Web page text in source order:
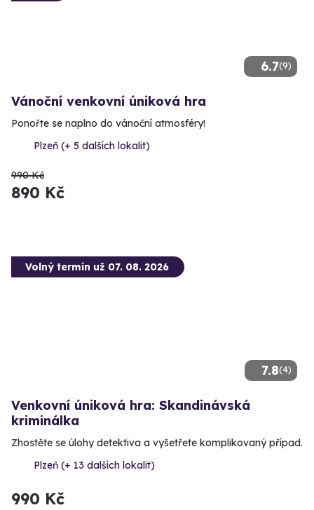
6.7(9)
Vánoční venkovní úniková hra
Ponořte se naplno do vánoční atmosféry!
Plzeň (+ 5 dalších lokalit)
990 Kč
890 Kč
7.8(4)
Volný termín už 07. 08. 2026
Venkovní úniková hra: Skandinávská
kriminálka
Zhostěte se úlohy detektiva a vyšetřete komplikovaný případ.
Plzeň (+ 13 dalších lokalit)
990 Kč